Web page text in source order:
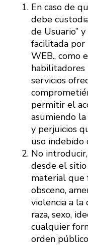
En caso de
debe
de Usuario”
facilitada por
WEB., como
habilitadores
servicios
permitir el
asumiendo
y perjuicios
uso indebido
No
desde el
material que
obsceno,
violencia a la
raza, sexo,
cualquier
orden